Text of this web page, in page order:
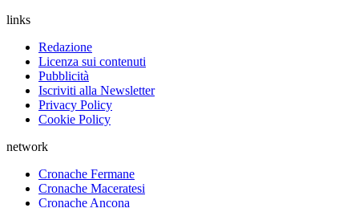
links
Redazione
Licenza sui contenuti
Pubblicità
Iscriviti alla Newsletter
Privacy Policy
Cookie Policy
network
Cronache Fermane
Cronache Maceratesi
Cronache Ancona